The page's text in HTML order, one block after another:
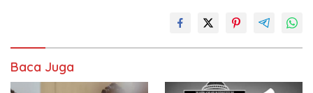
Baca Juga